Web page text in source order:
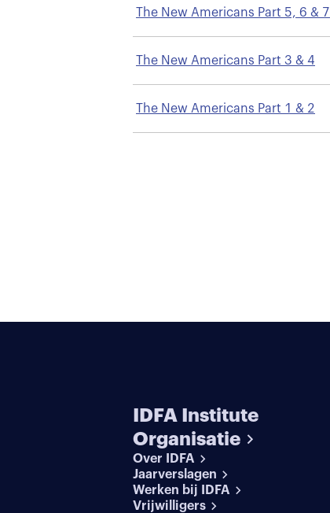
The New Americans Part 5, 6 & 7
The New Americans Part 3 & 4
The New Americans Part 1 & 2
IDFA Institute
Organisatie
Over IDFA
Jaarverslagen
Werken bij IDFA
Vrijwilligers